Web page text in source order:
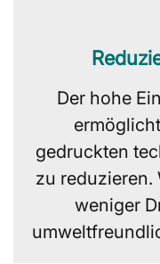
Der hohe
gedruckten
zu reduzieren.
weniger